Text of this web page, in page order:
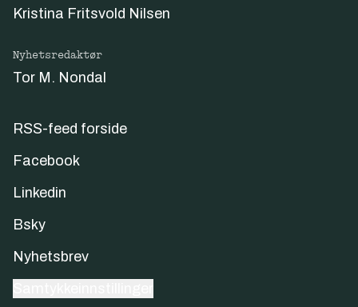
Kristina Fritsvold Nilsen
Nyhetsredaktør
Tor M. Nondal
RSS-feed forside
Facebook
Linkedin
Bsky
Nyhetsbrev